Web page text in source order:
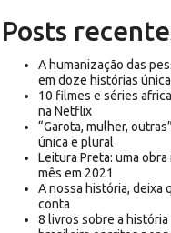
Posts
A humanização das
em doze histórias
10 filmes e séries
na Netflix
“Garota, mulher,
única e plural
Leitura Preta: uma
mês em 2021
A nossa história, deixa
conta
8 livros sobre a história